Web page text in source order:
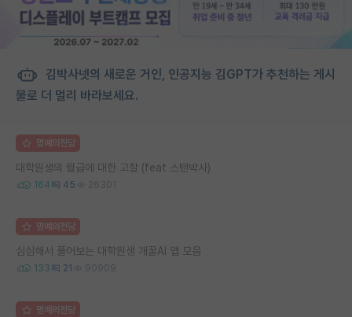
김박사넷의 새로운 거인, 인공지능 김GPT가 추천하는 게시
물로 더 멀리 바라보세요.
명예의전당
대학원생의 월급에 대한 고찰 (feat 스탠박사)
164 45 26301
명예의전당
심심해서 풀어보는 대학원생 개꿀AI 앱 모음
133 21 90909
명예의전당